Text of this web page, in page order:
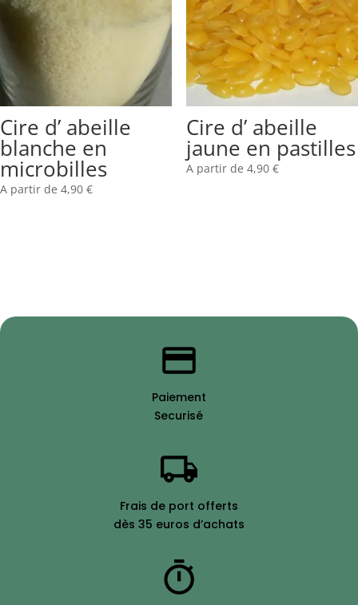
Cire d’ abeille
blanche en
microbilles
A partir de 4,90 €
Cire d’ abeille
jaune en pastilles
A partir de 4,90 €
Paiement
Securisé
Frais de port offerts
dès 35 euros d’achats